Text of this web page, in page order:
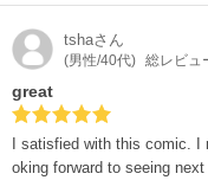
tshaさん
(男性/40代) 総レビュ
great
I satisfied with this comic.
oking forward to seeing next